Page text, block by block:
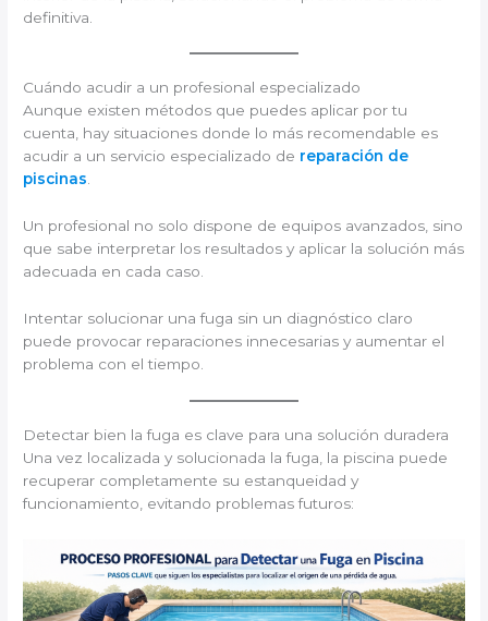
definitiva.
Cuándo acudir a un profesional especializado
Aunque existen métodos que puedes aplicar por tu
cuenta, hay situaciones donde lo más recomendable es
acudir a un servicio especializado de reparación de
piscinas.
Un profesional no solo dispone de equipos avanzados, sino
que sabe interpretar los resultados y aplicar la solución más
adecuada en cada caso.
Intentar solucionar una fuga sin un diagnóstico claro
puede provocar reparaciones innecesarias y aumentar el
problema con el tiempo.
Detectar bien la fuga es clave para una solución duradera
Una vez localizada y solucionada la fuga, la piscina puede
recuperar completamente su estanqueidad y
funcionamiento, evitando problemas futuros: